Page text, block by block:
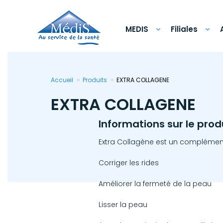
MEDIS Filiales
Accueil Produits EXTRA COLLAGENE
EXTRA COLLAGENE
Informations sur le
Extra Collagène est un
Corriger les rides
Améliorer la fermeté de la peau
Lisser la peau